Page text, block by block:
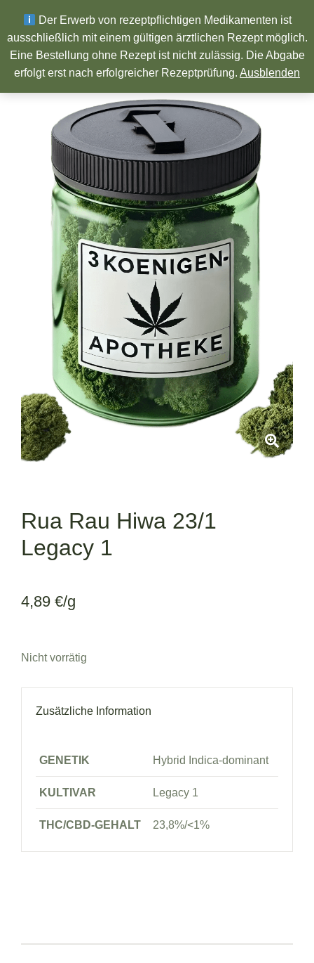
Wir wünschen ein Frohes neues Jahr!
Rua Rau Hiwa 23/1
Legacy 1
4,89 €/g
Nicht vorrätig
Zusätzliche Information
GENETIK Hybrid Indica-dominant
KULTIVAR Legacy 1
THC/CBD-GEHALT 23,8%/<1%
Der Erwerb von rezeptpflichtigen Medikamenten ist
ausschließlich mit einem gültigen ärztlichen Rezept möglich.
Eine Bestellung ohne Rezept ist nicht zulässig. Die Abgabe
erfolgt erst nach erfolgreicher Rezeptprüfung. Ausblenden